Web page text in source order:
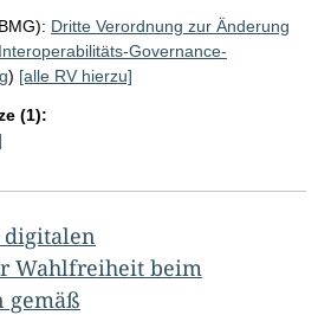
Dritte Verordnung zur Änderung
Governance-
) [alle RV hierzu]
(1):
Wahlfreiheit beim
gemäß